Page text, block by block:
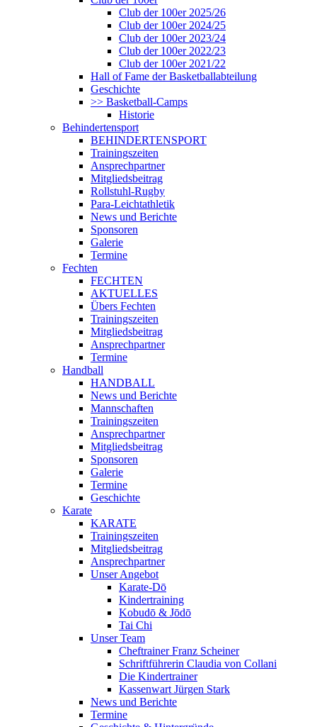
Club der 100er 2025/26
Club der 100er 2024/25
Club der 100er 2023/24
Club der 100er 2022/23
Club der 100er 2021/22
Hall of Fame der Basketballabteilung
Geschichte
>> Basketball-Camps
Historie
Behindertensport
BEHINDERTENSPORT
Trainingszeiten
Ansprechpartner
Mitgliedsbeitrag
Rollstuhl-Rugby
Para-Leichtathletik
News und Berichte
Sponsoren
Galerie
Termine
Fechten
FECHTEN
AKTUELLES
Übers Fechten
Trainingszeiten
Mitgliedsbeitrag
Ansprechpartner
Termine
Handball
HANDBALL
News und Berichte
Mannschaften
Trainingszeiten
Ansprechpartner
Mitgliedsbeitrag
Sponsoren
Galerie
Termine
Geschichte
Karate
KARATE
Trainingszeiten
Mitgliedsbeitrag
Ansprechpartner
Unser Angebot
Karate-Dō
Kindertraining
Kobudō & Jōdō
Tai Chi
Unser Team
Cheftrainer Franz Scheiner
Schriftführerin Claudia von Collani
Die Kindertrainer
Kassenwart Jürgen Stark
News und Berichte
Termine